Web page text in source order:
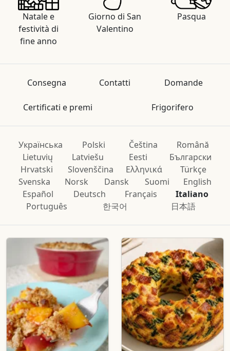
Natale e
festività di
fine anno
Giorno di San
Valentino
Pasqua
Consegna Contatti Domande
Certificati e premi Frigorifero
Українська Polski Čeština
Română
Lietuvių
Latviešu Eesti
Български
Hrvatski
Slovenščina Ελληνικά
Türkçe
Svenska
Norsk Dansk Suomi
English
Español
Deutsch Français
Italiano
Português
한국어 日本語